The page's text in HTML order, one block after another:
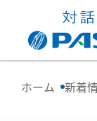
ホーム 新着